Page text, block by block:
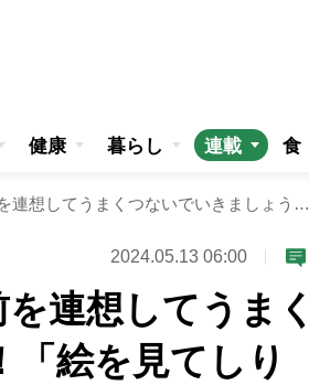
健康 暮らし 連載 食
週刊脳トレ｜単語の名前を連想してうまくつないでいきましょう！「絵を見てしりとり」
2024.05.13 06:00
連想してうまく
絵を見てしり